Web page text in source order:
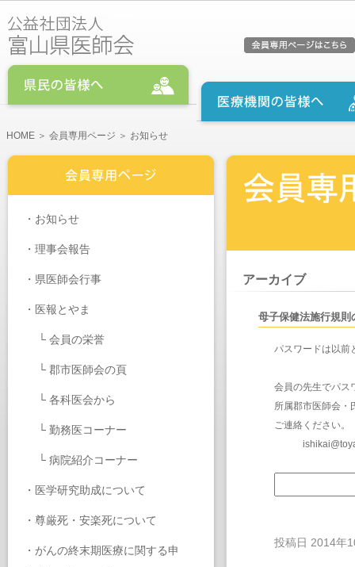
HOME ＞ 会員専用ページ ＞ お知らせ
・ お知らせ
・ 理事会報告
・ 県医師会行事
・医報とやま
└ 会員の栄誉
└ 郡市医師会の頁
└ 各科医会から
└ 勤務医コーナー
└ 病院紹介コーナー
・ 医学研究助成について
・ 尊厳死・安楽死について
・ がんの終末期医療に関する申
アーカイブ
母子保健法施行規則
パスワードは以前
会員の先生でパス
所属郡市医師会・
ご連絡ください。
投稿日 2014年